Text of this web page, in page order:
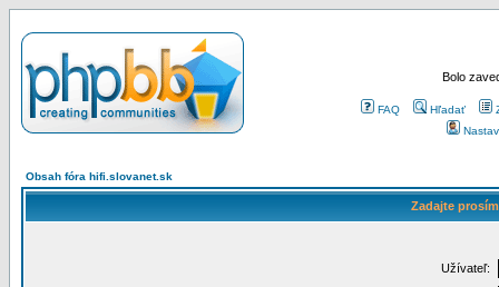
Bolo
FAQ Hľadať
Obsah fóra hifi.slovanet.sk
Zadajte
Užívateľ: